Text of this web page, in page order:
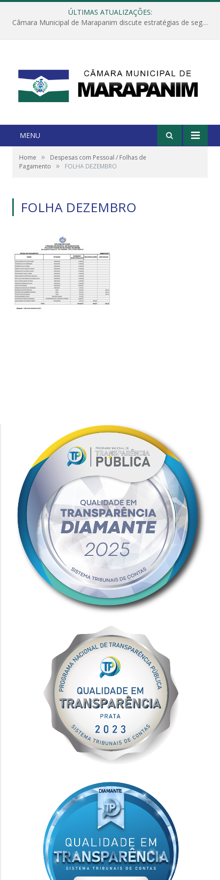
ÚLTIMAS ATUALIZAÇÕES:
Câmara Municipal de Marapanim discute estratégias de segurança com autoridades e poder executivo
MENU
Home »
Despesas com Pessoal / Folhas de
Pagamento
» FOLHA DEZEMBRO
FOLHA DEZEMBRO